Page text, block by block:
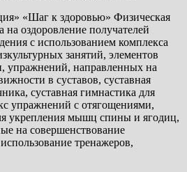
«Шаг к здоровью» Физическая
на оздоровление получателей
с использованием комплекса
занятий, элементов
упражнений, направленных на
в суставов, суставная
суставная гимнастика для
упражнений с отягощениями,
укрепления мышц спины и ягодиц,
на совершенствование
тренажеров,